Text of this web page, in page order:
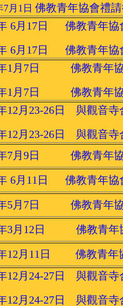
7月1日 佛教青年協會禮
6月17日 佛教青年協
6月17日 佛教青年協
1月7日 佛教青年協
1月7日 佛教青年協
12月23-26日 與觀音寺
12月23-26日 與觀音
7月9日 佛教青年協
6月11日 佛教青年協
5月7日 佛教青年協
3月12日 佛教青年
12月11日 佛教青年
12月24-27日 與觀音
12月24-27日 與觀音